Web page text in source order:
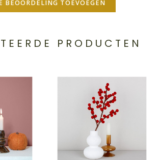
BEOORDELING TOEVOEGEN
PRODUCTEN